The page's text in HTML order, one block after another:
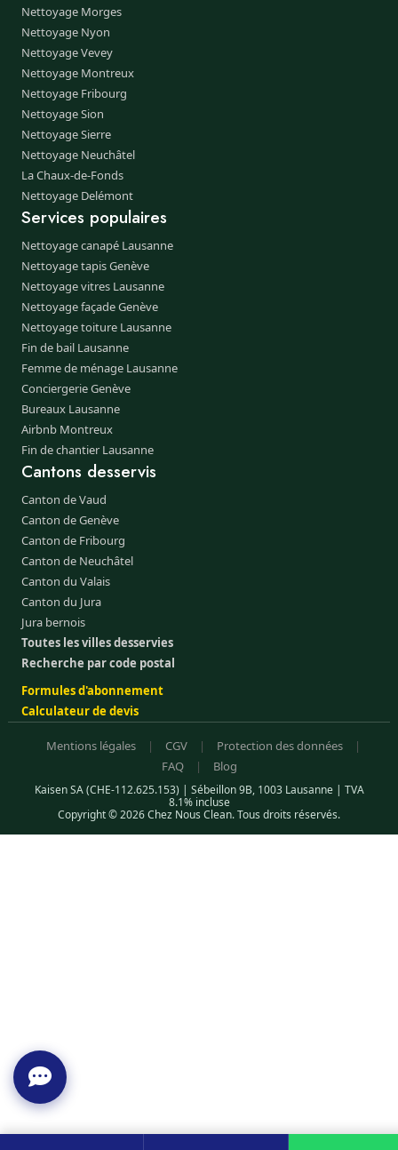
Nettoyage Morges
Nettoyage Nyon
Nettoyage Vevey
Nettoyage Montreux
Nettoyage Fribourg
Nettoyage Sion
Nettoyage Sierre
Nettoyage Neuchâtel
La Chaux-de-Fonds
Nettoyage Delémont
Services populaires
Nettoyage canapé Lausanne
Nettoyage tapis Genève
Nettoyage vitres Lausanne
Nettoyage façade Genève
Nettoyage toiture Lausanne
Fin de bail Lausanne
Femme de ménage Lausanne
Conciergerie Genève
Bureaux Lausanne
Airbnb Montreux
Fin de chantier Lausanne
Cantons desservis
Canton de Vaud
Canton de Genève
Canton de Fribourg
Canton de Neuchâtel
Canton du Valais
Canton du Jura
Jura bernois
Toutes les villes desservies
Recherche par code postal
Formules d'abonnement
Calculateur de devis
Mentions légales | CGV | Protection des données
|
FAQ
| Blog
Kaisen SA (CHE-112.625.153) | Sébeillon 9B, 1003 Lausanne | TVA
8.1% incluse
Copyright © 2026 Chez Nous Clean. Tous droits réservés.